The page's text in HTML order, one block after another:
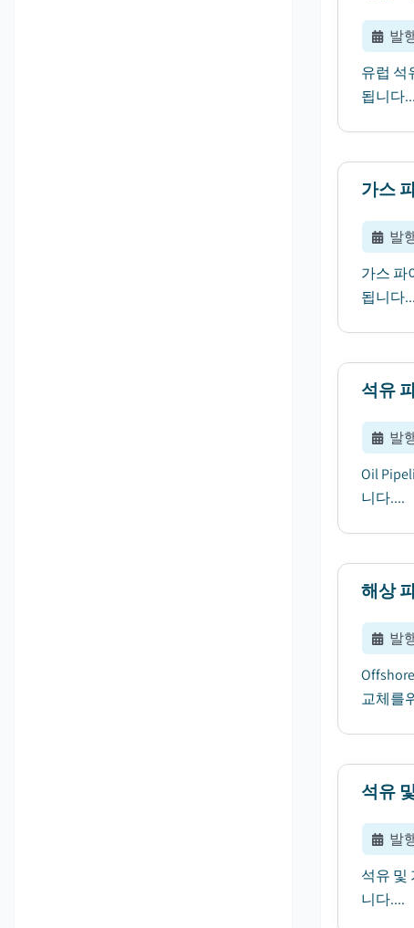
발
유럽 석
됩니다
가스
발
가스 파
됩니다
석유
발
Oil
니다....
해상
발
교체를
석유
발
석유 및
니다....